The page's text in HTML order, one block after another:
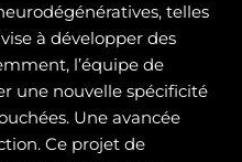
telles
à développer des
l’équipe de
une nouvelle spécificité
Une avancée
Ce projet de